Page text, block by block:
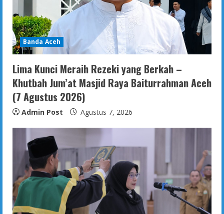
Banda Aceh
Lima Kunci Meraih Rezeki yang Berkah –
Khutbah Jum’at Masjid Raya Baiturrahman Aceh
(7 Agustus 2026)
Admin Post Agustus 7, 2026